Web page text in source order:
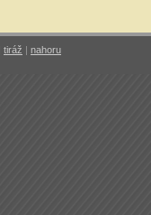
tiráž | nahoru